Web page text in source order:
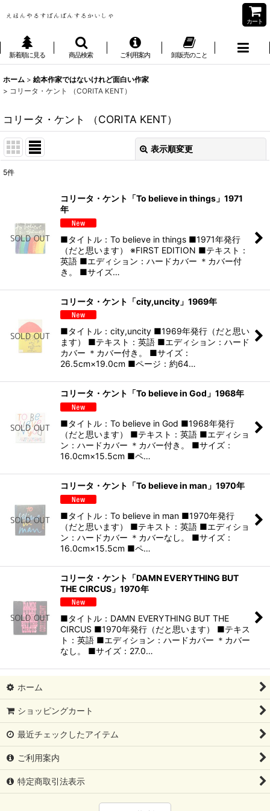
カート
新着順に見る 商品検索 ご利用案内 卸販売のこと
ホーム > 絵本作家ではないけれど面白い作家
> コリータ・ケント （CORITA KENT）
コリータ・ケント （CORITA KENT）
表示順変更
絞り込む
5件
コリータ・ケント「To believe in things」1971
年
■タイトル：To believe in things ■1971年発行
（だと思います） ※FIRST EDITION ■テキスト：
英語 ■エディション：ハードカバー ＊カバー付
き。 ■サイズ…
コリータ・ケント「city,uncity」1969年
■タイトル：city,uncity ■1969年発行（だと思い
ます） ■テキスト：英語 ■エディション：ハード
カバー ＊カバー付き。 ■サイズ：
26.5cm×19.0cm ■ページ：約64…
コリータ・ケント「To believe in God」1968年
■タイトル：To believe in God ■1968年発行
（だと思います） ■テキスト：英語 ■エディショ
ン：ハードカバー ＊カバー付き。 ■サイズ：
16.0cm×15.5cm ■ペ…
コリータ・ケント「To believe in man」1970年
■タイトル：To believe in man ■1970年発行
（だと思います） ■テキスト：英語 ■エディショ
ン：ハードカバー ＊カバーなし。 ■サイズ：
16.0cm×15.5cm ■ペ…
コリータ・ケント「DAMN EVERYTHING BUT
THE CIRCUS」1970年
■タイトル：DAMN EVERYTHING BUT THE
CIRCUS ■1970年発行（だと思います） ■テキス
ト：英語 ■エディション：ハードカバー ＊カバー
なし。 ■サイズ：27.0…
ホーム
ショッピングカート
最近チェックしたアイテム
ご利用案内
特定商取引法表示